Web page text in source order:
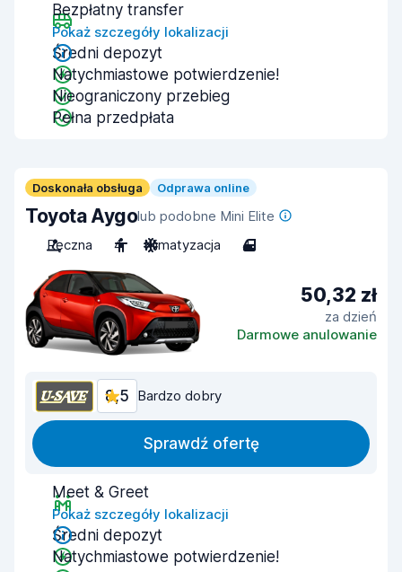
Bezpłatny transfer
Pokaż szczegóły lokalizacji
Średni depozyt
Natychmiastowe potwierdzenie!
Nieograniczony przebieg
Pełna przedpłata
Doskonała obsługa Odprawa online
Toyota Aygolub podobne Mini Elite
Ręczna
4 Klimatyzacja 4
50,32 zł
za dzień
Darmowe anulowanie
8,5 Bardzo dobry
Sprawdź ofertę
Meet & Greet
Pokaż szczegóły lokalizacji
Średni depozyt
Natychmiastowe potwierdzenie!